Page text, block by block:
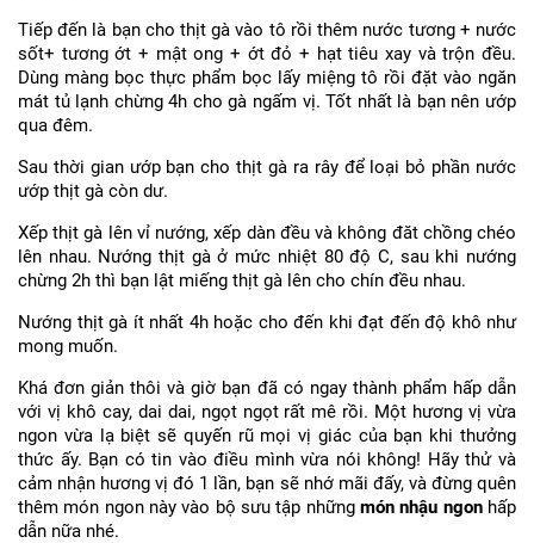
Tiếp đến là bạn cho thịt gà vào tô rồi thêm nước tương + nước
sốt+ tương ớt + mật ong + ớt đỏ + hạt tiêu xay và trộn đều.
Dùng màng bọc thực phẩm bọc lấy miệng tô rồi đặt vào ngăn
mát tủ lạnh chừng 4h cho gà ngấm vị. Tốt nhất là bạn nên ướp
qua đêm.
Sau thời gian ướp bạn cho thịt gà ra rây để loại bỏ phần nước
ướp thịt gà còn dư.
Xếp thịt gà lên vỉ nướng, xếp dàn đều và không đăt chồng chéo
lên nhau. Nướng thịt gà ở mức nhiệt 80 độ C, sau khi nướng
chừng 2h thì bạn lật miếng thịt gà lên cho chín đều nhau.
Nướng thịt gà ít nhất 4h hoặc cho đến khi đạt đến độ khô như
mong muốn.
Khá đơn giản thôi và giờ bạn đã có ngay thành phẩm hấp dẫn
với vị khô cay, dai dai, ngọt ngọt rất mê rồi. Một hương vị vừa
ngon vừa lạ biệt sẽ quyến rũ mọi vị giác của bạn khi thưởng
thức ấy. Bạn có tin vào điều mình vừa nói không! Hãy thử và
cảm nhận hương vị đó 1 lần, bạn sẽ nhớ mãi đấy, và đừng quên
thêm món ngon này vào bộ sưu tập những món nhậu ngonhấp
dẫn nữa nhé.